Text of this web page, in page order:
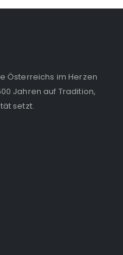
Österreichs im Herzen
Jahren auf Tradition,
setzt.